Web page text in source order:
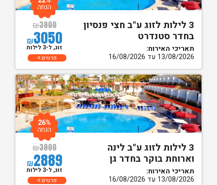
3 לילות לזוג ע"ב חצי פנסיון
בחדר סטנדרט
תאריכי האירוח:
13/08/2026 עד 16/08/2026
₪3900
₪3050
הנחה
זוג, ל-3 לילות
פרטים
3 לילות לזוג ע"ב לינה
וארוחת בוקר בחדר גן
תאריכי האירוח:
13/08/2026 עד 16/08/2026
₪3900
₪2889
26%
הנחה
זוג, ל-3 לילות
פרטים